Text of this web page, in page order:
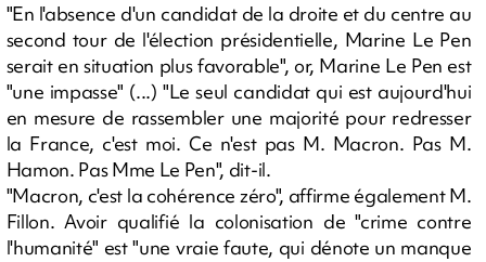
"En l'absence d'un candidat de la droite et du centre au
second tour de l'élection présidentielle, Marine Le Pen
serait en situation plus favorable", or, Marine Le Pen est
"une impasse" (...) "Le seul candidat qui est aujourd'hui
en mesure de rassembler une majorité pour redresser
la France, c'est moi. Ce n'est pas M. Macron. Pas M.
Hamon. Pas Mme Le Pen", dit-il.
"Macron, c'est la cohérence zéro", affirme également M.
Fillon. Avoir qualifié la colonisation de "crime contre
l'humanité" est "une vraie faute, qui dénote un manque